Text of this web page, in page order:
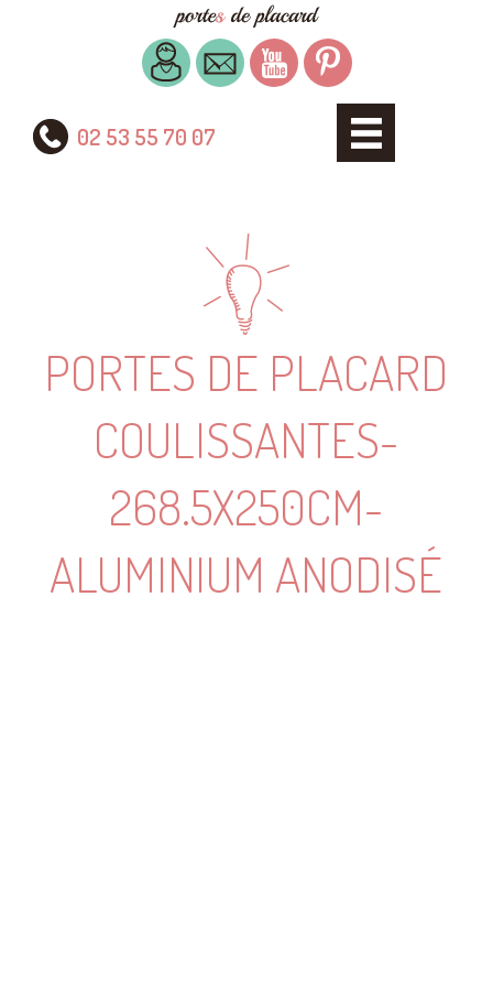
02 53 55 70 07
PORTES DE PLACARD
COULISSANTES-
268.5X250CM-
ALUMINIUM ANODISÉ